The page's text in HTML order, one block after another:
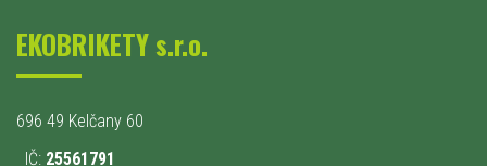
EKOBRIKETY s.r.o.
696 49 Kelčany 60
IČ: 25561791